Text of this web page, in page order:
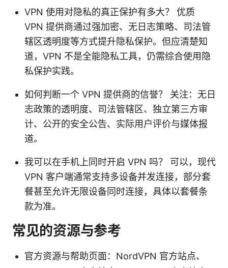
VPN 使用对隐私的真正保护有多大？ 优质
VPN 提供商通过强加密、无日志策略、司法管
辖区透明度等方式提升隐私保护。但应清楚知
道，VPN 不是全能隐私工具，仍需综合使用隐
私保护实践。
如何判断一个 VPN 提供商的信誉？ 关注：无日
志政策的透明度、司法管辖区、独立第三方审
计、公开的安全公告、实际用户评价与媒体报
道。
我可以在手机上同时开启 VPN 吗？ 可以，现代
VPN 客户端通常支持多设备并发连接，部分套
餐甚至允许无限设备同时连接，具体以套餐条
款为准。
常见的资源与参考
官方资源与帮助页面：NordVPN 官方站点、